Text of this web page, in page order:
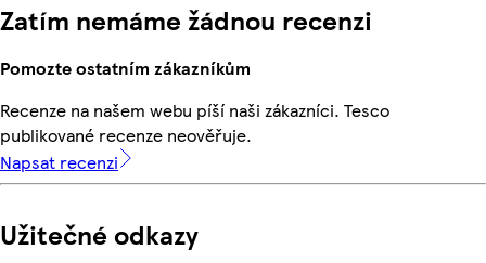
Zatím nemáme žádnou recenzi
Pomozte ostatním zákazníkům
Recenze na našem webu píší naši zákazníci. Tesco
publikované recenze neověřuje.
Napsat recenzi
Užitečné odkazy